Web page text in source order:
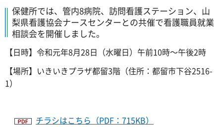
保健所では、管内8病院、訪問看護ステーション、山
梨県看護協会ナースセンターとの共催で看護職員就業
相談会を開催しました。
【日時】令和元年8月28日（水曜日）午前10時～午後2時
【場所】いきいきプラザ都留3階（住所：都留市下谷2516-
1）
チラシはこちら（PDF：715KB）